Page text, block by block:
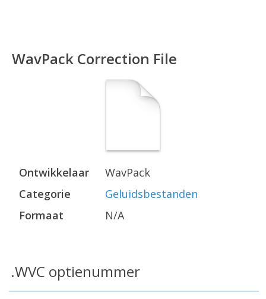
WavPack Correction File
Ontwikkelaar
WavPack
Categorie
Geluidsbestanden
Formaat
N/A
.WVC optienummer